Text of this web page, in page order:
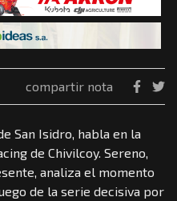
compartir nota
San Isidro, habla en la
de Chivilcoy. Sereno,
analiza el momento
de la serie decisiva por